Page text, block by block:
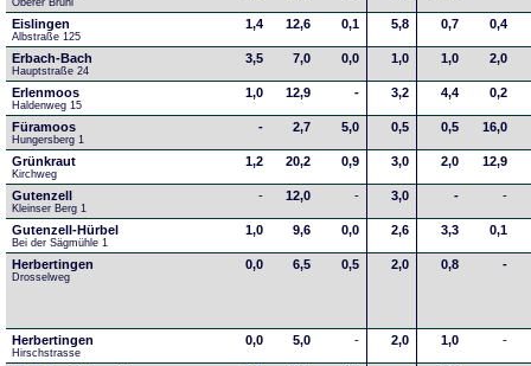
Oberer Brühl
Eislingen
Albstraße 125
1,4 12,6 0,1 5,8 0,7 0,4
Erbach-Bach
Hauptstraße 24
3,5 7,0 0,0 1,0 1,0 2,0
Erlenmoos
Haldenweg 15
1,0 12,9 - 3,2 4,4 0,2
Füramoos
Hungersberg 1
- 2,7 5,0 0,5 0,5 16,0
Grünkraut
Kirchweg
1,2 20,2 0,9 3,0 2,0 12,9
Gutenzell
Kleinser Berg 1
- 12,0 - 3,0 - -
Gutenzell-Hürbel
Bei der Sägmühle 1
1,0 9,6 0,0 2,6 3,3 0,1
Herbertingen
Drosselweg
0,0 6,5 0,5 2,0 0,8 -
Herbertingen
Hirschstrasse
0,0 5,0 - 2,0 1,0 -